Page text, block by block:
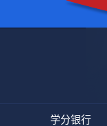
学分银行